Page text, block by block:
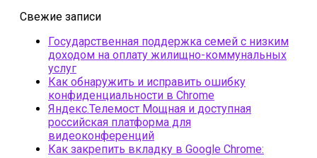
Свежие записи
Государственная поддержка семей с низким
доходом на оплату жилищно-коммунальных
услуг
Как обнаружить и исправить ошибку
конфиденциальности в Chrome
Яндекс.Телемост Мощная и доступная
российская платформа для
видеоконференций
Как закрепить вкладку в Google Chrome: